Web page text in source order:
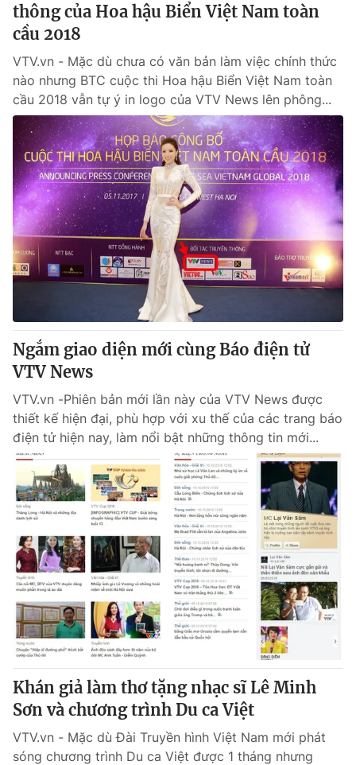
thông của Hoa hậu Biển Việt Nam toàn
cầu 2018
VTV.vn - Mặc dù chưa có văn bản làm việc chính thức
nào nhưng BTC cuộc thi Hoa hậu Biển Việt Nam toàn
cầu 2018 vẫn tự ý in logo của VTV News lên phông...
Ngắm giao diện mới cùng Báo điện tử
VTV News
VTV.vn -Phiên bản mới lần này của VTV News được
thiết kế hiện đại, phù hợp với xu thế của các trang báo
điện tử hiện nay, làm nổi bật những thông tin mới...
Khán giả làm thơ tặng nhạc sĩ Lê Minh
Sơn và chương trình Du ca Việt
VTV.vn - Mặc dù Đài Truyền hình Việt Nam mới phát
sóng chương trình Du ca Việt được 1 tháng nhưng